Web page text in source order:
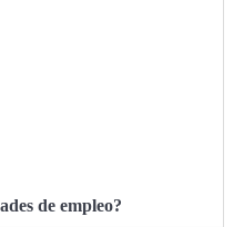
de empleo?